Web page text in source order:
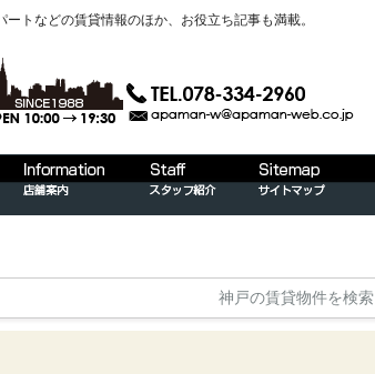
トなどの賃貸情報のほか、お役立ち記事も満載。
神戸の賃貸物件を検索